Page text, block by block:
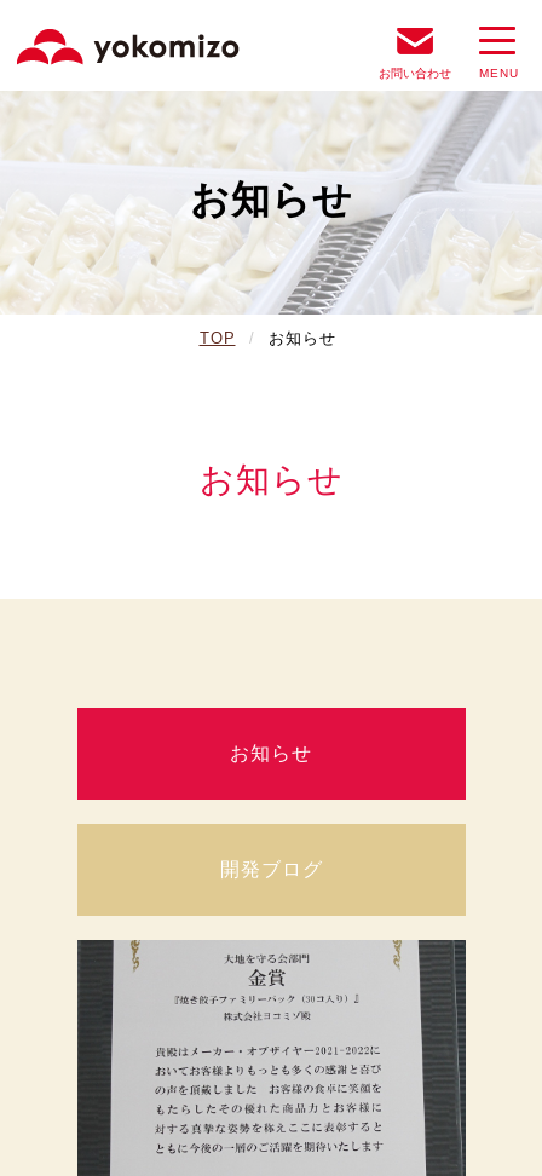
お問い合わせ
お知らせ
TOP お知らせ
お知らせ
お知らせ
開発ブログ